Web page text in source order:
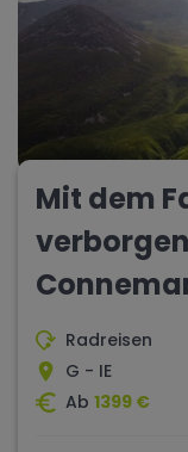
Mit dem
Radreisen
G - IE
Ab 1399 €